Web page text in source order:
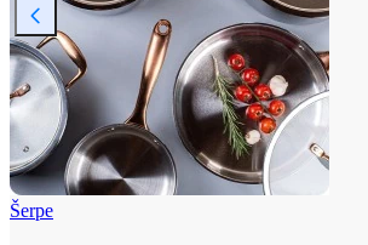
Šerpe